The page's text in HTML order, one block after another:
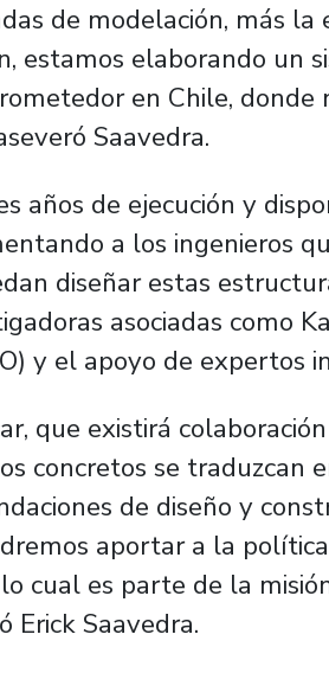
de modelación, más
estamos elaborando un
en Chile, donde
Saavedra.
años de ejecución y
a los ingenieros
diseñar estas
asociadas como
y el apoyo de expertos
que existirá
concretos se traduzcan
de diseño y
aportar a la
cual es parte de la
Erick Saavedra.